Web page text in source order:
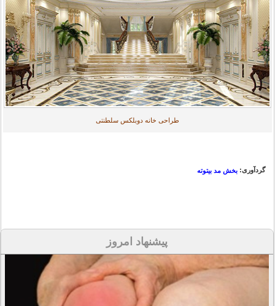
طراحی خانه دوبلکس سلطنتی
گردآوری: بخش مد بیتوته
پیشنهاد امروز